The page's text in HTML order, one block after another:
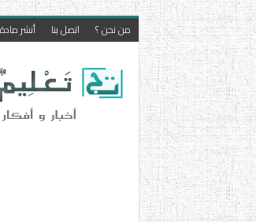
من نحن ؟ اتصل بنا أنشر مادة